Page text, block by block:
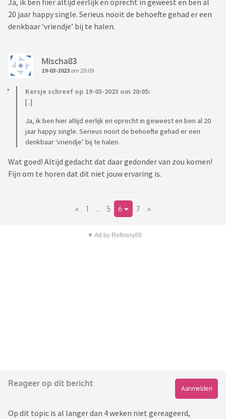
Ja, ik ben hier altijd eerlijk en oprecht in geweest en ben al
20 jaar happy single. Serieus nooit de behoefte gehad er een
denkbaar ‘vriendje’ bij te halen.
Mischa83
19-03-2023 om 20:09
Kersje schreef op 19-03-2023 om 20:05:
[..]
Ja, ik ben hier altijd eerlijk en oprecht in geweest en ben al 20
jaar happy single. Serieus nooit de behoefte gehad er een
denkbaar ‘vriendje’ bij te halen.
Wat goed! Altijd gedacht dat daar gedonder van zou komen!
Fijn om te horen dat dit niet jouw ervaring is.
« 1 5 6 7 »
▼ Ad by Refinery89
Reageer op dit bericht
Aanmelden
Op dit topic is al langer dan 4 weken niet gereageerd,